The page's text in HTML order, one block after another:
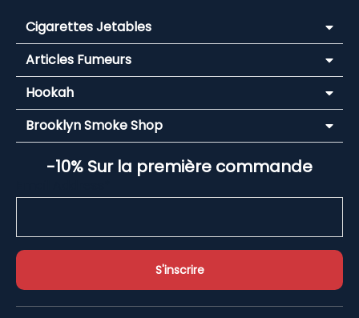
Cigarettes Jetables
Articles Fumeurs
Hookah
Brooklyn Smoke Shop
-10% Sur la première commande